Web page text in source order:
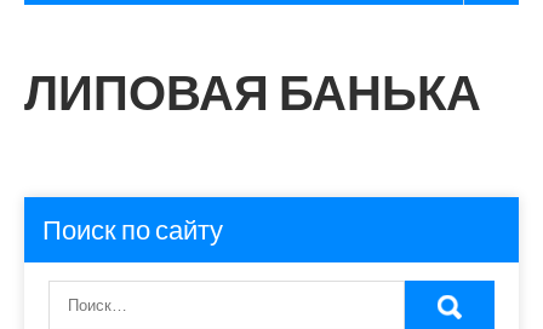
ЛИПОВАЯ БАНЬКА
Поиск по сайту